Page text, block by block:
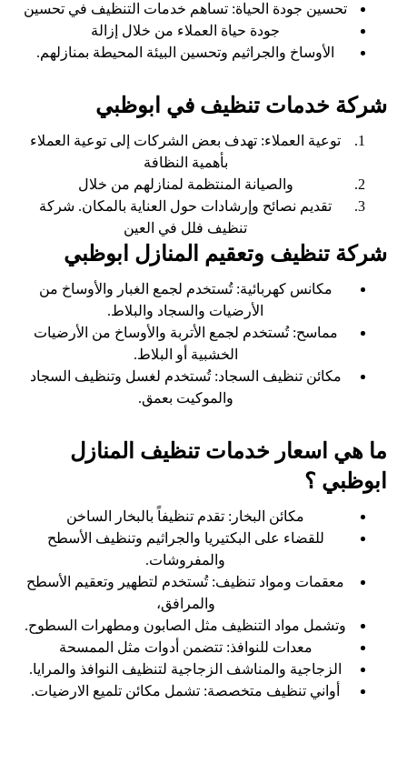
تحسين جودة الحياة: تساهم خدمات التنظيف في تحسين
جودة حياة العملاء من خلال إزالة
الأوساخ والجراثيم وتحسين البيئة المحيطة بمنازلهم.
شركة خدمات تنظيف في ابوظبي
توعية العملاء: تهدف بعض الشركات إلى توعية العملاء
بأهمية النظافة
والصيانة المنتظمة لمنازلهم من خلال
تقديم نصائح وإرشادات حول العناية بالمكان. شركة
تنظيف فلل في العين
شركة تنظيف وتعقيم المنازل ابوظبي
مكانس كهربائية: تُستخدم لجمع الغبار والأوساخ من
الأرضيات والسجاد والبلاط.
مماسح: تُستخدم لجمع الأتربة والأوساخ من الأرضيات
الخشبية أو البلاط.
مكائن تنظيف السجاد: تُستخدم لغسل وتنظيف السجاد
والموكيت بعمق.
ما هي اسعار خدمات تنظيف المنازل
ابوظبي ؟
مكائن البخار: تقدم تنظيفاً بالبخار الساخن
للقضاء على البكتيريا والجراثيم وتنظيف الأسطح
والمفروشات.
معقمات ومواد تنظيف: تُستخدم لتطهير وتعقيم الأسطح
والمرافق،
وتشمل مواد التنظيف مثل الصابون ومطهرات السطوح.
معدات للنوافذ: تتضمن أدوات مثل الممسحة
الزجاجية والمناشف الزجاجية لتنظيف النوافذ والمرايا.
أواني تنظيف متخصصة: تشمل مكائن تلميع الارضيات.